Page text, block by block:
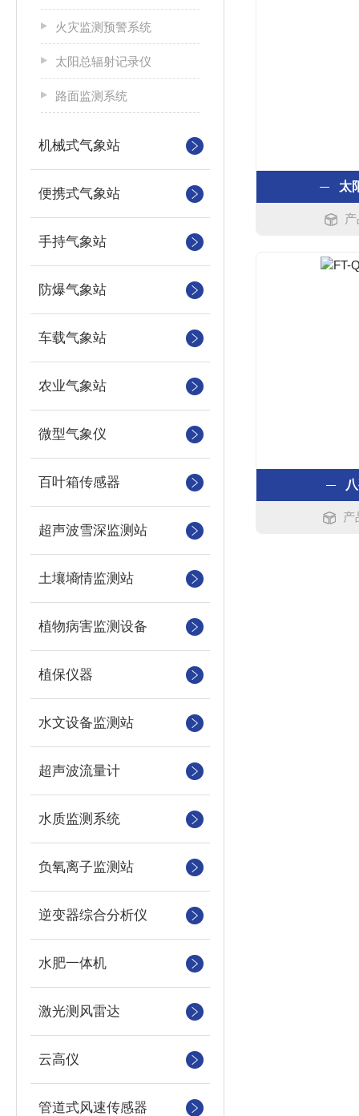
火灾监测预警系统
太阳总辐射记录仪
路面监测系统
机械式气象站
便携式气象站
手持气象站
防爆气象站
车载气象站
农业气象站
微型气象仪
百叶箱传感器
超声波雪深监测站
土壤墒情监测站
植物病害监测设备
植保仪器
水文设备监测站
超声波流量计
水质监测系统
负氧离子监测站
逆变器综合分析仪
水肥一体机
激光测风雷达
云高仪
管道式风速传感器
太
产